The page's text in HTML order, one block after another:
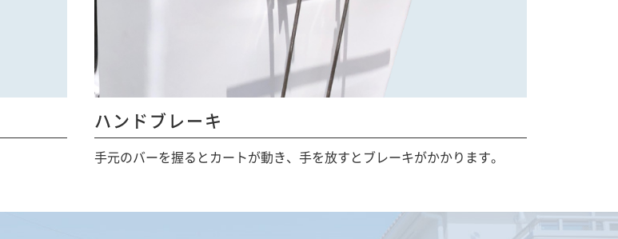
ハンドブレーキ
手元のバーを握るとカートが動き、手を放すとブレーキがかかります。